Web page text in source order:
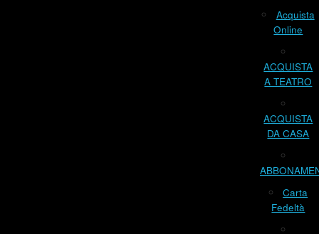
Acquista
Online
ACQUISTA
A TEATRO
ACQUISTA
DA CASA
Carta
Fedeltà